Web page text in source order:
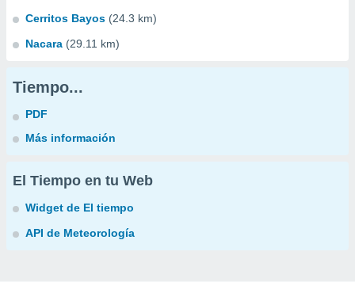
Cerritos Bayos (24.3 km)
Nacara (29.11 km)
Tiempo...
PDF
Más información
El Tiempo en tu Web
Widget de El tiempo
API de Meteorología